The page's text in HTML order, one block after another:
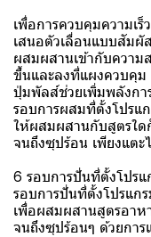
เพื่อการควบคุมความเ
เสนอตัวเลื่อนแบบสัมผั
ผสมผสานเข้ากับความ
ขึ้นและลงที่แผงควบคุม
ปุ่มพัลส์ช่วยเพิ่มพลังกา
รอบการผสมที่ตั้งโปรแ
ให้ผสมผสานกับสูตรใด
จนถึงซุปร้อน เพียงแตะ
6 รอบการปั่นที่ตั้งโปรแ
รอบการปั่นที่ตั้งโปรแก
เพื่อผสมผสานสูตรอาห
จนถึงซุปร้อนๆ ด้วยกา